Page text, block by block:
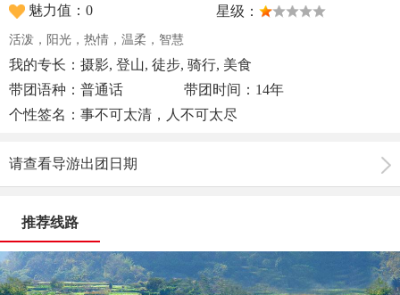
魅力值：0 星级：
活泼，阳光，热情，温柔，智慧
我的专长：摄影, 登山, 徒步, 骑行, 美食
带团语种：普通话
带团时间：14年
个性签名：事不可太清，人不可太尽
请查看导游出团日期
推荐线路